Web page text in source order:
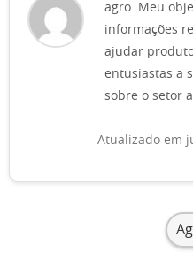
agro. Meu
informações
ajudar
entusiastas a
sobre o setor
Atualizado em